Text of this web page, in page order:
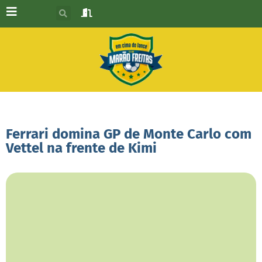
Ferrari domina GP de Monte Carlo com
Vettel na frente de Kimi